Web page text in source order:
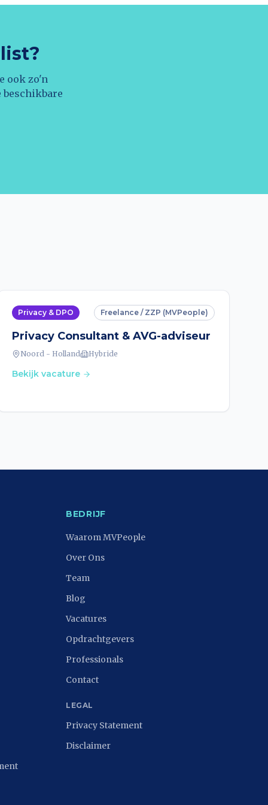
ook zo'n
Privacy & DPO Freelance / ZZP (MVPeople)
Privacy Consultant & AVG-adviseur
Noord - Holland Hybride
Bekijk vacature
BEDRIJF
Waarom MVPeople
Over Ons
Team
Blog
Vacatures
Opdrachtgevers
Professionals
Contact
LEGAL
Privacy Statement
Disclaimer